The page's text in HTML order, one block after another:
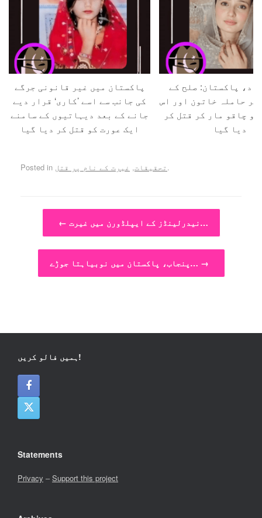
پاکستان میں غیر قانونی جرگے
کی جانب سے اسے ’کاری‘ قرار دیے
جانے کے بعد دیہاتیوں کے سامنے
ایک عورت کو قتل کر دیا گیا
پاکستان: صلح کے
کر حاملہ خاتون اور اس
چاقو مار کر قتل کر
دیا گیا
Posted in تحقیقات, غیرت کے نام پر قتل .
Post navigation
← نیدرلینڈز کے ایپلڈورن میں غیرت…
پنجاب، پاکستان میں نوبیاہتا جوڑے… →
ہمیں فالو کریں!
Statements
Privacy –Support this project